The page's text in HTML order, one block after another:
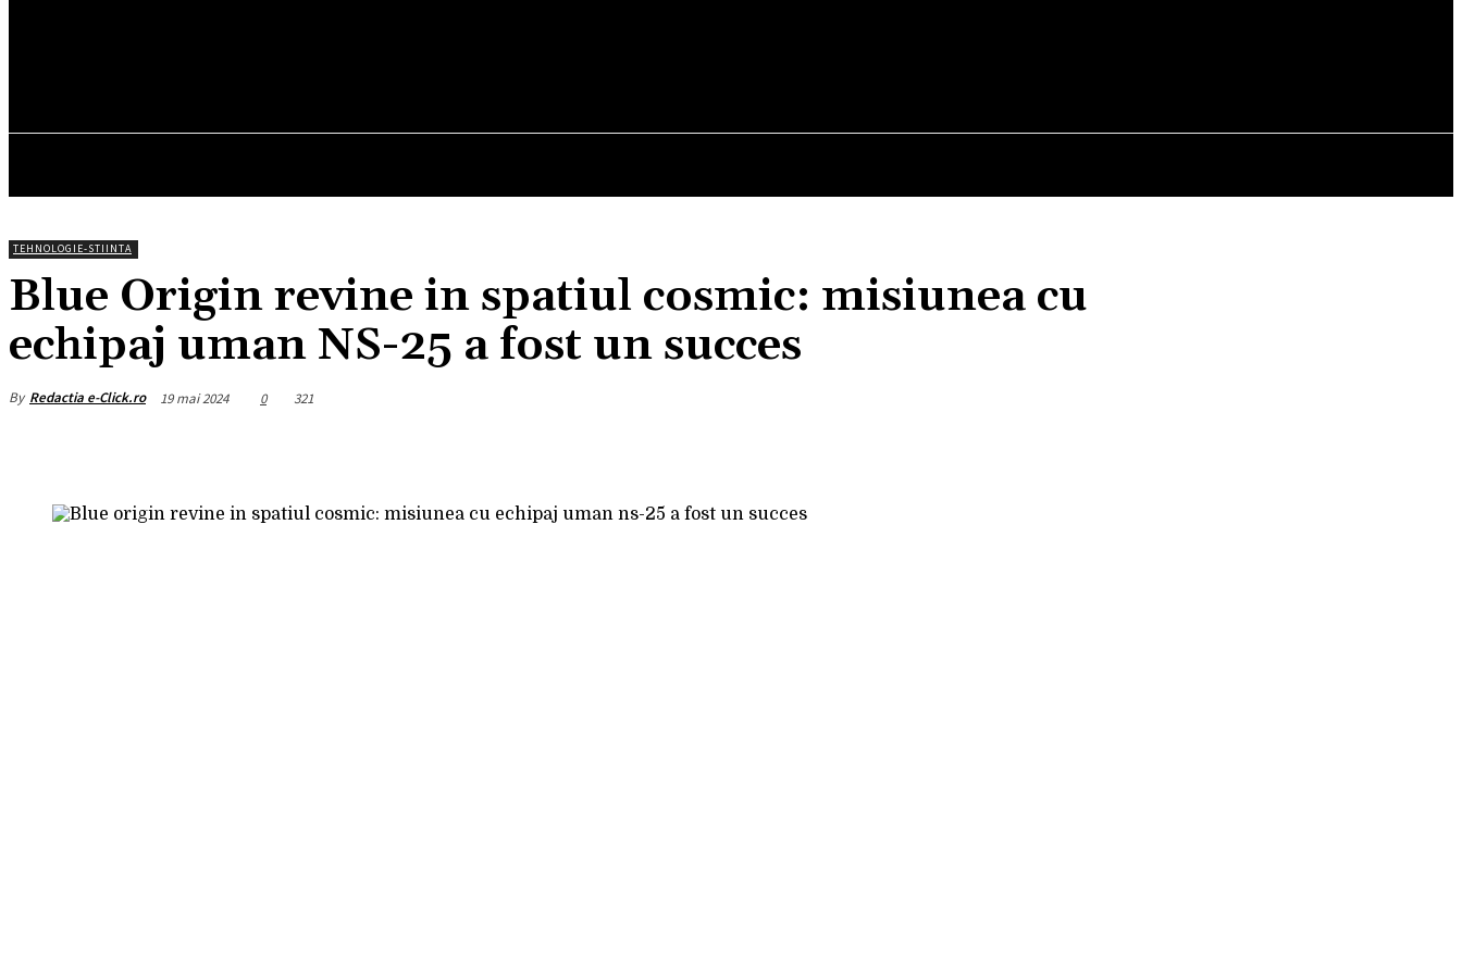
TEHNOLOGIE-STIINTA
Blue Origin revine in spatiul cosmic: misiunea cu
echipaj uman NS-25 a fost un succes
By Redactia e-Click.ro 19 mai 2024 0 321